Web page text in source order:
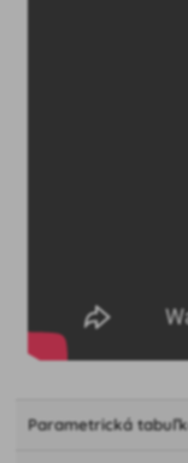
Parametrická